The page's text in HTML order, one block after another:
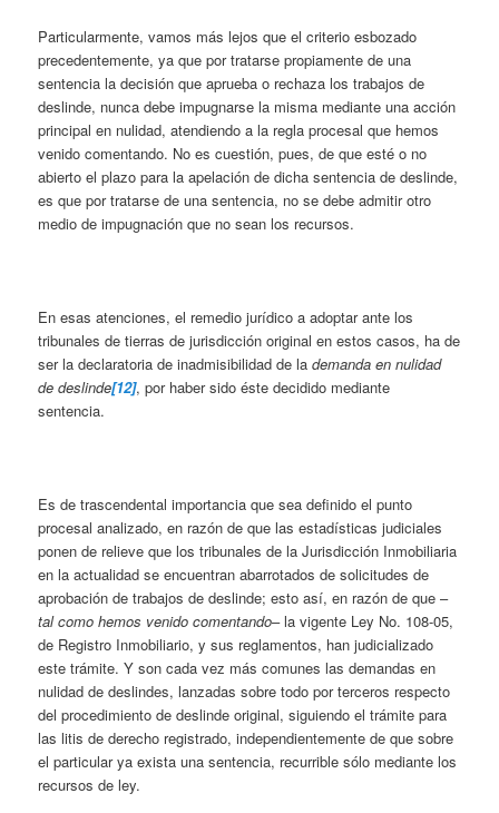
Particularmente, vamos más lejos que el criterio esbozado
precedentemente, ya que por tratarse propiamente de una
sentencia la decisión que aprueba o rechaza los trabajos de
deslinde, nunca debe impugnarse la misma mediante una acción
principal en nulidad, atendiendo a la regla procesal que hemos
venido comentando. No es cuestión, pues, de que esté o no
abierto el plazo para la apelación de dicha sentencia de deslinde,
es que por tratarse de una sentencia, no se debe admitir otro
medio de impugnación que no sean los recursos.
En esas atenciones, el remedio jurídico a adoptar ante los
tribunales de tierras de jurisdicción original en estos casos, ha de
ser la declaratoria de inadmisibilidad de lademanda en nulidad
de deslinde[12], por haber sido éste decidido mediante
sentencia.
Es de trascendental importancia que sea definido el punto
procesal analizado, en razón de que las estadísticas judiciales
ponen de relieve que los tribunales de la Jurisdicción Inmobiliaria
en la actualidad se encuentran abarrotados de solicitudes de
aprobación de trabajos de deslinde; esto así, en razón de que –
tal como hemos venido comentando– la vigente Ley No. 108-05,
de Registro Inmobiliario, y sus reglamentos, han judicializado
este trámite. Y son cada vez más comunes las demandas en
nulidad de deslindes, lanzadas sobre todo por terceros respecto
del procedimiento de deslinde original, siguiendo el trámite para
las litis de derecho registrado, independientemente de que sobre
el particular ya exista una sentencia, recurrible sólo mediante los
recursos de ley.